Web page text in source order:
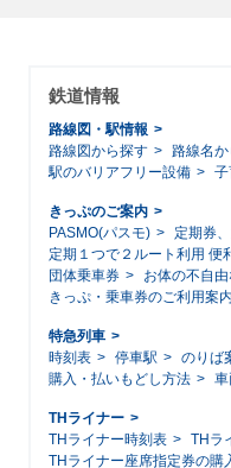
鉄道情報
路線図・駅情報
路線図から探す
路線名
駅のバリアフリー設備
きっぷのご案内
PASMO(パスモ)
定期券
定期１つで２ルート利用 便
団体乗車券
お体の不自
きっぷ・乗車券のご利用案内
特急列車
時刻表
停車駅 のりば
購入・払いもどし方法
THライナー
THライナー時刻表
THラ
THライナー座席指定券の購